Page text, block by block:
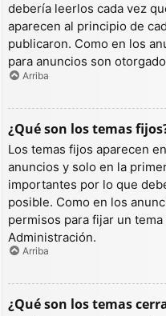
debería leerlos cada vez
aparecen al principio de
publicaron. Como en los
para anuncios son
Arriba
¿Qué son los temas
Los temas fijos aparecen
anuncios y solo en la
importantes por lo que
posible. Como en los
permisos para fijar un
Administración.
Arriba
¿Qué son los temas